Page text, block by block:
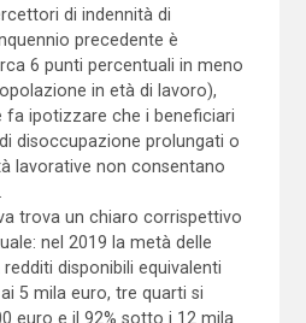
di indennità di
precedente è
6 punti percentuali in meno
in età di lavoro),
ipotizzare che i beneficiari
disoccupazione prolungati o
lavorative non consentano
trova un chiaro corrispettivo
nel 2019 la metà delle
disponibili equivalenti
5 mila euro, tre quarti si
euro e il 92% sotto i 12 mila